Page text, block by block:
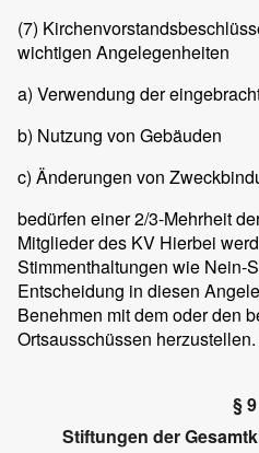
(7)
wichtigen Angelegenheiten
a) Verwendung der
b) Nutzung von Gebäuden
c) Änderungen von
bedürfen einer 2/3-Mehrheit
Mitglieder des KV Hierbei
Stimmenthaltungen wie Nein-
Entscheidung in diesen
Benehmen mit dem oder den
Ortsausschüssen herzustellen.
§ 9
Stiftungen der